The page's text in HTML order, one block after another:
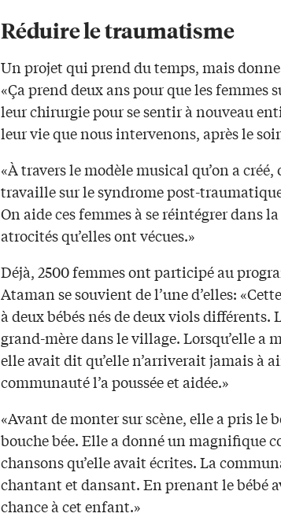
Réduire le traumatisme
Un projet qui prend du temps, mais
«Ça prend deux ans pour que les femmes
leur chirurgie pour se sentir à nouveau
leur vie que nous intervenons, après le
«À travers le modèle musical qu’on a
travaille sur le syndrome post-
On aide ces femmes à se réintégrer dans
atrocités qu’elles ont vécues.»
Déjà, 2500 femmes ont participé au
Ataman se souvient de l’une d’elles:
à deux bébés nés de deux viols différents.
grand-mère dans le village. Lorsqu’elle a
elle avait dit qu’elle n’arriverait jamais à
communauté l’a poussée et aidée.»
«Avant de monter sur scène, elle a pris le
bouche bée. Elle a donné un magnifique
chansons qu’elle avait écrites. La
chantant et dansant. En prenant le bébé
chance à cet enfant.»